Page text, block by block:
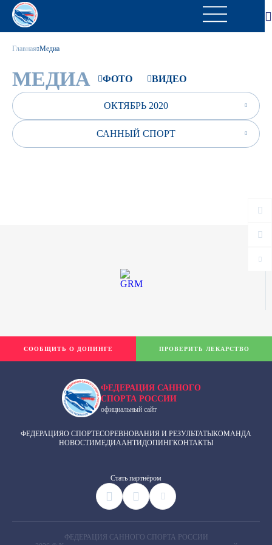
Главная Медиа
МЕДИА ФОТО ВИДЕО
ОКТЯБРЬ 2020
САННЫЙ СПОРТ
ФЕДЕРАЦИЯ САННОГО
СПОРТА РОССИИ
официальный сайт
ФЕДЕРАЦИЯО СПОРТЕСОРЕВНОВАНИЯ И РЕЗУЛЬТАТЫКОМАНДА
НОВОСТИМЕДИААНТИДОПИНГКОНТАКТЫ
Cтать партнёром
СООБЩИТЬ О ДОПИНГЕ ПРОВЕРИТЬ ЛЕКАРСТВО
ФЕДЕРАЦИЯ САННОГО СПОРТА РОССИИ